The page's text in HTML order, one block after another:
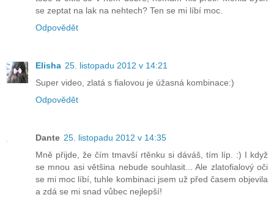
se zeptat na lak na nehtech? Ten se mi líbí moc.
Odpovědět
Elisha 25. listopadu 2012 v 14:21
Super video, zlatá s fialovou je úžasná kombinace:)
Odpovědět
Dante 25. listopadu 2012 v 14:35
Mně přijde, že čím tmavší rtěnku si dáváš, tím líp. :) I když
se mnou asi většina nebude souhlasit... Ale zlatofialový oči
se mi moc líbí, tuhle kombinaci jsem už před časem objevila
a zdá se mi snad vůbec nejlepší!